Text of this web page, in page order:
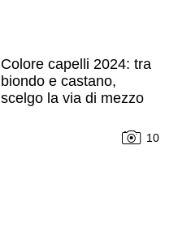
Colore capelli 2024: tra
biondo e castano,
scelgo la via di mezzo
10